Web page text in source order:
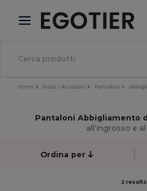
× App Egotier
Prezzi migliori sull'app!
Home Basic | Accessori Pantaloni
Pantaloni Abbigliamento
all'ingrosso e
Ordina per
2